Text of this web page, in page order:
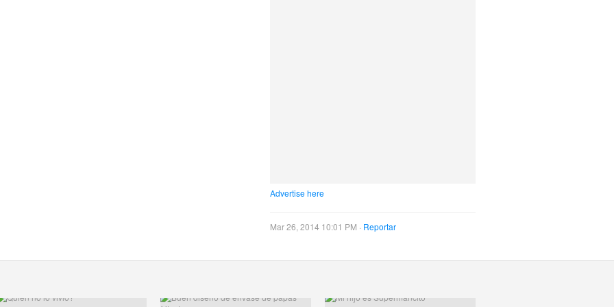
Advertise here
Mar 26, 2014 10:01 PM · Reportar